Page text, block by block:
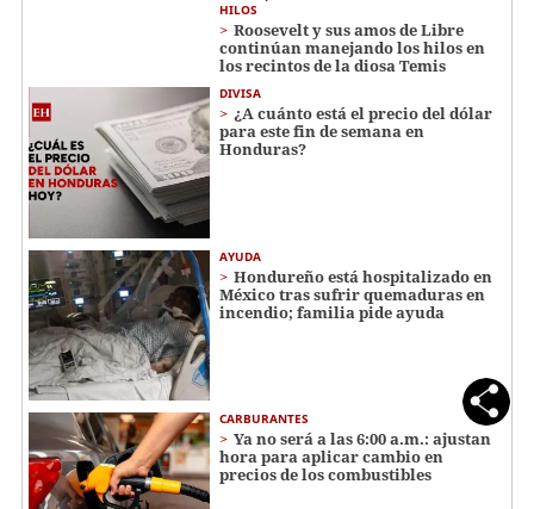
HILOS
Roosevelt y sus amos de Libre
continúan manejando los hilos en
los recintos de la diosa Temis
DIVISA
¿A cuánto está el precio del dólar
para este fin de semana en
Honduras?
AYUDA
Hondureño está hospitalizado en
México tras sufrir quemaduras en
incendio; familia pide ayuda
CARBURANTES
Ya no será a las 6:00 a.m.: ajustan
hora para aplicar cambio en
precios de los combustibles